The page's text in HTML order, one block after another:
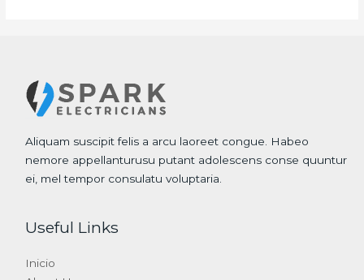
Aliquam suscipit felis a arcu laoreet congue. Habeo
nemore appellanturusu putant adolescens conse quuntur
ei, mel tempor consulatu voluptaria.
Useful Links
Inicio